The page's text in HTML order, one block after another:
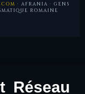
· AFRANIA · GENS
ROMAINE
Réseau